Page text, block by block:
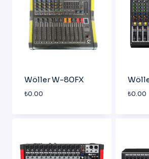
Wöller W-80FX
₺0.00 ₺0.00